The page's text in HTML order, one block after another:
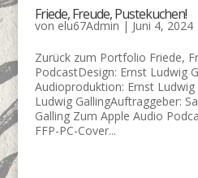
Friede, Freude, Pustekuchen!
von elu67Admin | Juni 4, 2024
Zurück zum Portfolio Friede,
PodcastDesign: Ernst Ludwig
Audioproduktion: Ernst
Ludwig GallingAuftraggeber:
Galling Zum Apple Audio
FFP-PC-Cover...